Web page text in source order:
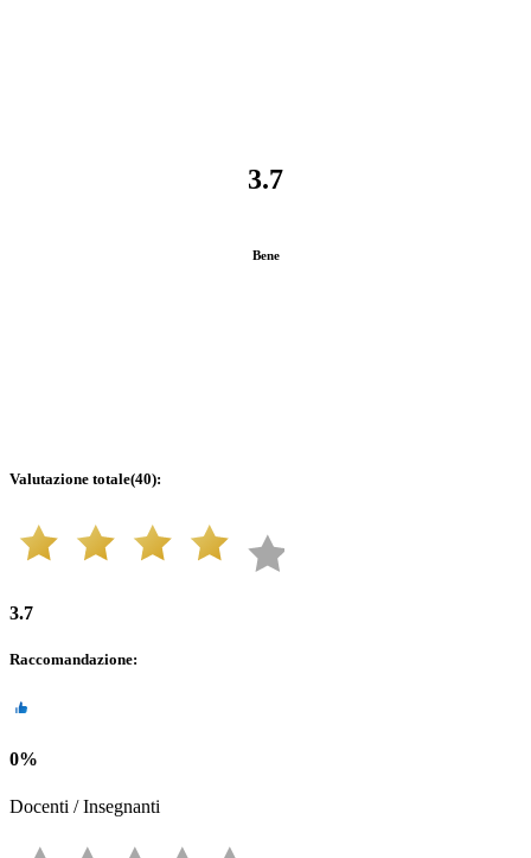
3.7
Bene
Valutazione totale(40):
3.7
Raccomandazione:
0%
Docenti / Insegnanti